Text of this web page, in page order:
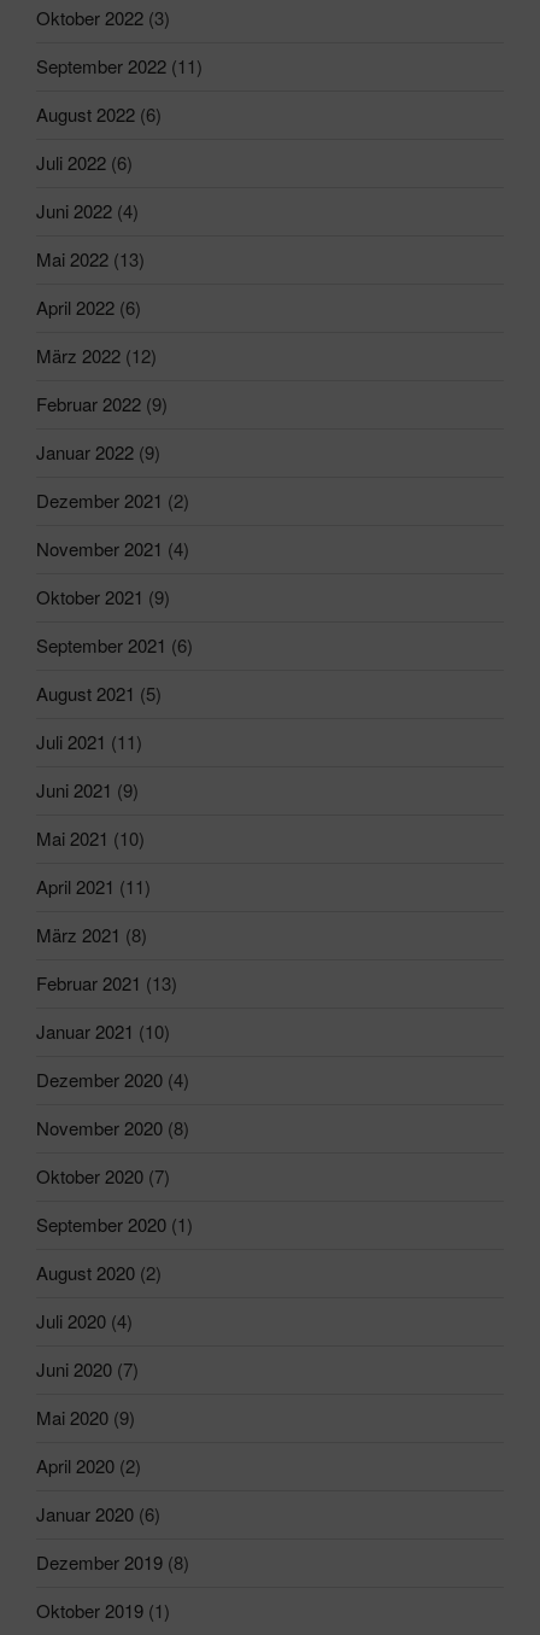
Oktober 2022 (3)
September 2022 (11)
August 2022 (6)
Juli 2022 (6)
Juni 2022 (4)
Mai 2022 (13)
April 2022 (6)
März 2022 (12)
Februar 2022 (9)
Januar 2022 (9)
Dezember 2021 (2)
November 2021 (4)
Oktober 2021 (9)
September 2021 (6)
August 2021 (5)
Juli 2021 (11)
Juni 2021 (9)
Mai 2021 (10)
April 2021 (11)
März 2021 (8)
Februar 2021 (13)
Januar 2021 (10)
Dezember 2020 (4)
November 2020 (8)
Oktober 2020 (7)
September 2020 (1)
August 2020 (2)
Juli 2020 (4)
Juni 2020 (7)
Mai 2020 (9)
April 2020 (2)
Januar 2020 (6)
Dezember 2019 (8)
Oktober 2019 (1)